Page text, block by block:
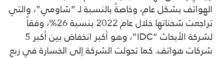
الهواتف بشكل عام، وخاصةً بالنسبة لـ “شاومي”، والتي
تراجعت شحناتها خلال عام 2022 بنسبة 26%، وفقاً
لشركة الأبحاث “IDC”، وهو أكبر انخفاض بين أكبر 5
شركات هواتف. كما تحولت الشركة إلى الخسارة في ربع